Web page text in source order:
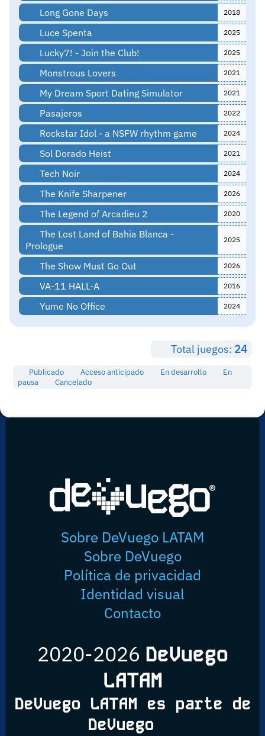
Long Gone Days 2018
Luce Spenta 2025
Lucky7! - Join the Club! 2025
Monstrous Lovers 2021
My Dream Sport Dating Simulator 2021
Pasajeros 2022
Rockstar Idol - a NSFW rhythm game 2024
Sol Dorado Heist 2021
Tech Noir 2024
The Knife Sharpener 2026
The Legend of Arcadieu 2 2020
The Lost Land of Bahia Blanca -
Prologue
2025
The Show Must Go Out 2026
VA-11 HALL-A 2016
Yume No Office 2024
Total juegos: 24
Publicado Acceso anticipado En desarrollo
En
pausa
Cancelado
Sobre DeVuego LATAM
Sobre DeVuego
Política de privacidad
Identidad visual
Contacto
2020-2026 DeVuego
LATAM
DeVuego LATAM es parte de
DeVuego